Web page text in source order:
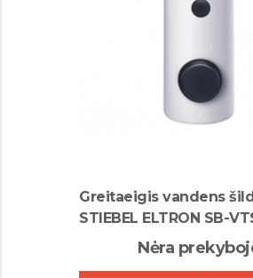
Greitaeigis vandens
STIEBEL ELTRON SB-
Nėra